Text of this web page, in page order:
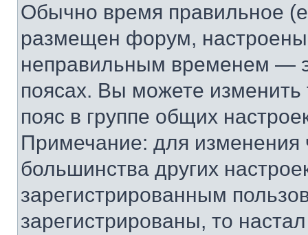
Обычно время правильное
размещен форум, настроены
неправильным временем —
поясах. Вы можете изменить
пояс в группе общих
Примечание: для изменения
большинства других
зарегистрированным
зарегистрированы, то